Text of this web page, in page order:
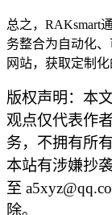
总之，RAKsmart
务整合为自动化
网站，获取定制化
版权声明：本
观点仅代表作
务，不拥有所
本站有涉嫌抄
至
除。